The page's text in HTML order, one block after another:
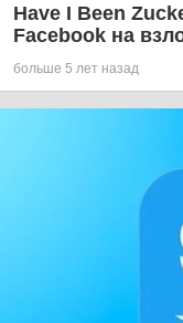
Have I Been
Facebook на
больше 5 лет назад